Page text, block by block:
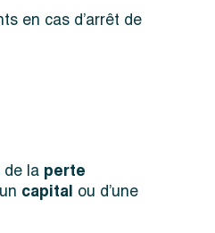
en cas d’arrêt de
la perte
capital ou d’une